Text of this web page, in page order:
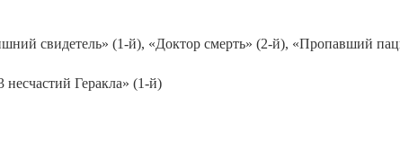
свидетель» (1-й), «Доктор смерть» (2-й), «Пропавший
Геракла» (1-й)